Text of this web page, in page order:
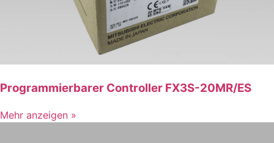
Programmierbarer Controller FX3S-20MR/ES
Mehr anzeigen »